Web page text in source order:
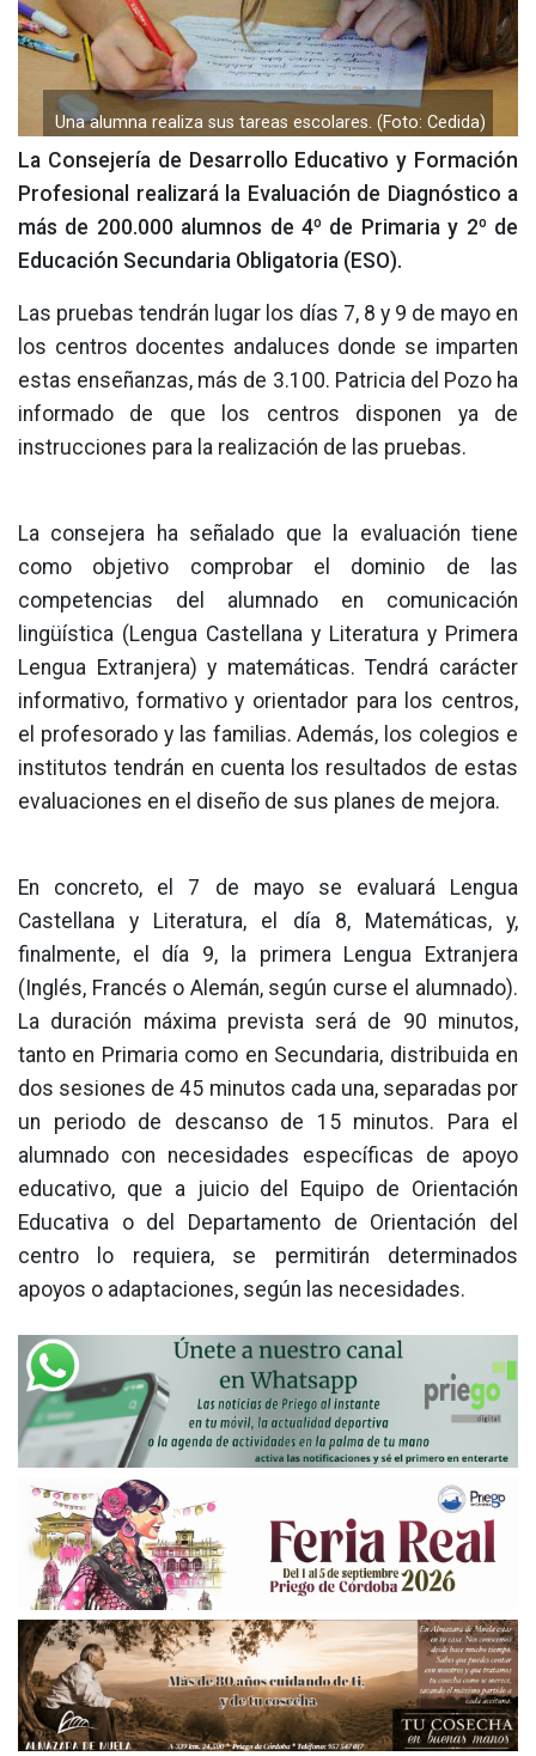
Una alumna realiza sus tareas escolares. (Foto: Cedida)
La Consejería de Desarrollo Educativo y Formación
Profesional realizará la Evaluación de Diagnóstico a
más de 200.000 alumnos de 4º de Primaria y 2º de
Educación Secundaria Obligatoria (ESO).
Las pruebas tendrán lugar los días 7, 8 y 9 de mayo en
los centros docentes andaluces donde se imparten
estas enseñanzas, más de 3.100. Patricia del Pozo ha
informado de que los centros disponen ya de
instrucciones para la realización de las pruebas.
La consejera ha señalado que la evaluación tiene
como objetivo comprobar el dominio de las
competencias del alumnado en comunicación
lingüística (Lengua Castellana y Literatura y Primera
Lengua Extranjera) y matemáticas. Tendrá carácter
informativo, formativo y orientador para los centros,
el profesorado y las familias. Además, los colegios e
institutos tendrán en cuenta los resultados de estas
evaluaciones en el diseño de sus planes de mejora.
En concreto, el 7 de mayo se evaluará Lengua
Castellana y Literatura, el día 8, Matemáticas, y,
finalmente, el día 9, la primera Lengua Extranjera
(Inglés, Francés o Alemán, según curse el alumnado).
La duración máxima prevista será de 90 minutos,
tanto en Primaria como en Secundaria, distribuida en
dos sesiones de 45 minutos cada una, separadas por
un periodo de descanso de 15 minutos. Para el
alumnado con necesidades específicas de apoyo
educativo, que a juicio del Equipo de Orientación
Educativa o del Departamento de Orientación del
centro lo requiera, se permitirán determinados
apoyos o adaptaciones, según las necesidades.